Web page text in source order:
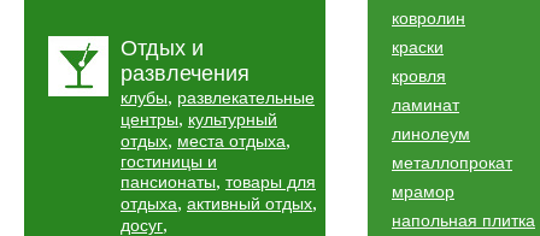
Отдых и
развлечения
клубы, развлекательные
центры, культурный
отдых, места отдыха,
гостиницы и
пансионаты, товары для
отдыха, активный отдых,
досуг,
ковролин
краски
кровля
ламинат
линолеум
металлопрокат
мрамор
напольная плитка